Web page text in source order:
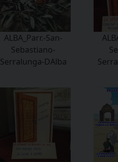
ALBA_Parr.-San-
Sebastiano-
Serralunga-DAlba